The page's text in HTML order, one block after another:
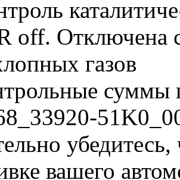
off. Отключена
газов
суммы
вашего